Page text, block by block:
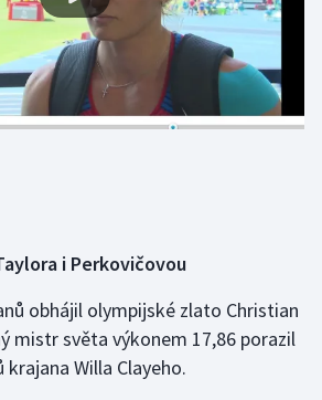
i Perkovičovou
obhájil olympijské zlato Christian
mistr světa výkonem 17,86 porazil
Willa Clayeho.